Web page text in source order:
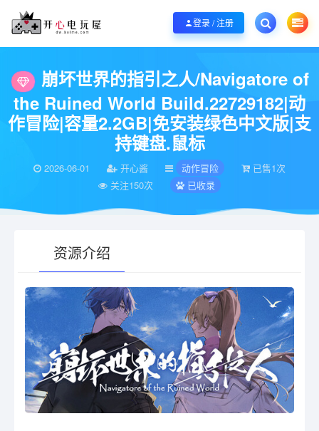
欢迎您光临开心电玩屋，本站专注分享精品整合游戏！销售只是起点！服务永无
登录 / 注册
当前位置： 开心电玩屋 动作冒险 >崩坏世界的指引之人/
崩坏世界的指引之人/Navigatore of
the Ruined World Build.22729182|动
作冒险|容量2.2GB|免安装绿色中文版|支
持键盘.鼠标
2026-06-01 开心酱 动作冒险
已售1次
关注150次
已收录
资源介绍
有疑问？请点击复制链接咨询！